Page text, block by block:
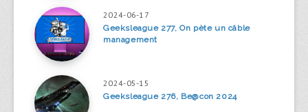
2024-06-17
Geeksleague 277, On pète un câble
management
2024-05-15
Geeksleague 276, Be@con 2024